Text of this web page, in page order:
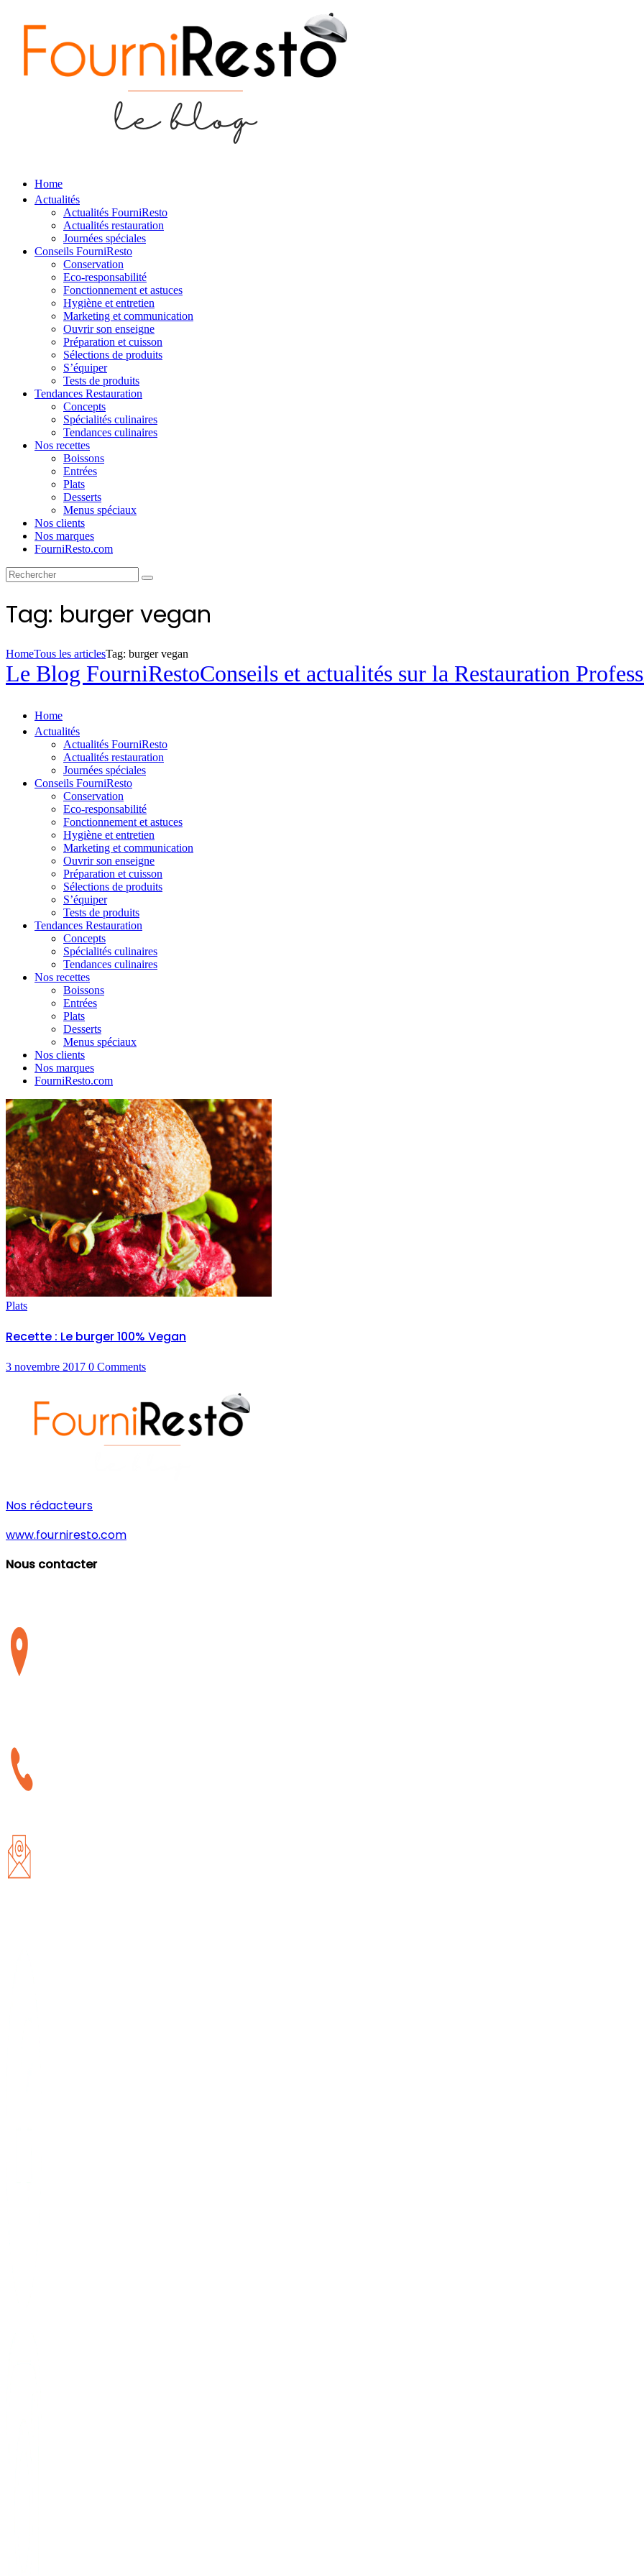
Home
Actualités
Actualités FourniResto
Actualités restauration
Journées spéciales
Conseils FourniResto
Conservation
Eco-responsabilité
Fonctionnement et astuces
Hygiène et entretien
Marketing et communication
Ouvrir son enseigne
Préparation et cuisson
Sélections de produits
S’équiper
Tests de produits
Tendances Restauration
Concepts
Spécialités culinaires
Tendances culinaires
Nos recettes
Boissons
Entrées
Plats
Desserts
Menus spéciaux
Nos clients
Nos marques
FourniResto.com
Tag: burger vegan
HomeTous les articlesTag: burger vegan
Le Blog FourniRestoConseils et actualités sur la Restauration
Home
Actualités
Actualités FourniResto
Actualités restauration
Journées spéciales
Conseils FourniResto
Conservation
Eco-responsabilité
Fonctionnement et astuces
Hygiène et entretien
Marketing et communication
Ouvrir son enseigne
Préparation et cuisson
Sélections de produits
S’équiper
Tests de produits
Tendances Restauration
Concepts
Spécialités culinaires
Tendances culinaires
Nos recettes
Boissons
Entrées
Plats
Desserts
Menus spéciaux
Nos clients
Nos marques
FourniResto.com
Plats
Recette : Le burger 100% Vegan
3 novembre 2017 0 Comments
Nos rédacteurs
www.fourniresto.com
Nous contacter